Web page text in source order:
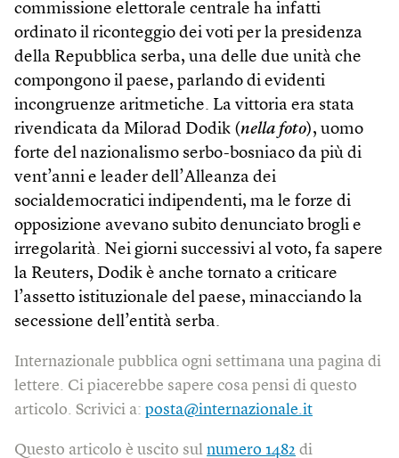
commissione elettorale centrale ha infatti
ordinato il riconteggio dei voti per la presidenza
della Repubblica serba, una delle due unità che
compongono il paese, parlando di evidenti
incongruenze aritmetiche. La vittoria era stata
rivendicata da Milorad Dodik (nella foto), uomo
forte del nazionalismo serbo-bosniaco da più di
vent’anni e leader dell’Alleanza dei
socialdemocratici indipendenti, ma le forze di
opposizione avevano subito denunciato brogli e
irregolarità. Nei giorni successivi al voto, fa sapere
la Reuters, Dodik è anche tornato a criticare
l’assetto istituzionale del paese, minacciando la
secessione dell’entità serba.
Internazionale pubblica ogni settimana una pagina di
lettere. Ci piacerebbe sapere cosa pensi di questo
articolo. Scrivici a: posta@internazionale.it
Questo articolo è uscito sul numero 1482 di